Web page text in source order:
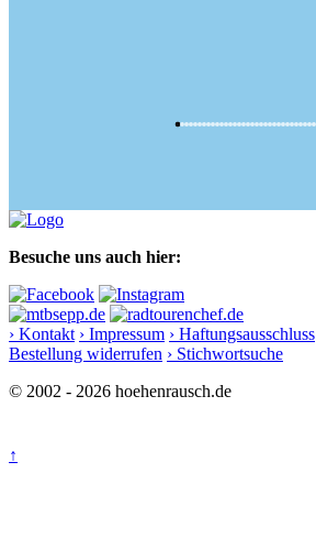
Besuche uns auch hier:
› Kontakt › Impressum › Haftungsausschluss
Bestellung widerrufen › Stichwortsuche
© 2002 - 2026 hoehenrausch.de
↑